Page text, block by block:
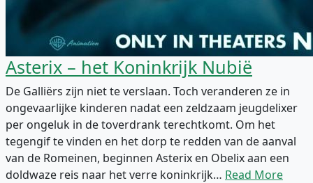
Asterix – het Koninkrijk Nubië
De Galliërs zijn niet te verslaan. Toch veranderen ze in
ongevaarlijke kinderen nadat een zeldzaam jeugdelixer
per ongeluk in de toverdrank terechtkomt. Om het
tegengif te vinden en het dorp te redden van de aanval
van de Romeinen, beginnen Asterix en Obelix aan een
doldwaze reis naar het verre koninkrijk… Read More